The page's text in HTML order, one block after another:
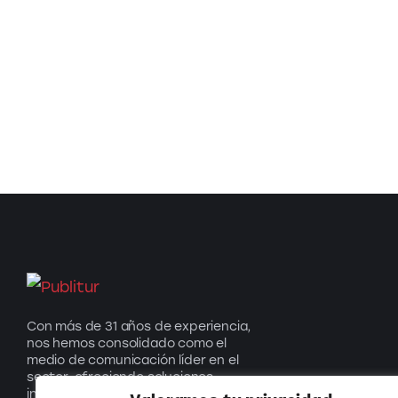
Con más de 31 años de experiencia,
nos hemos consolidado como el
medio de comunicación líder en el
sector, ofreciendo soluciones
innovadoras que impulsan el